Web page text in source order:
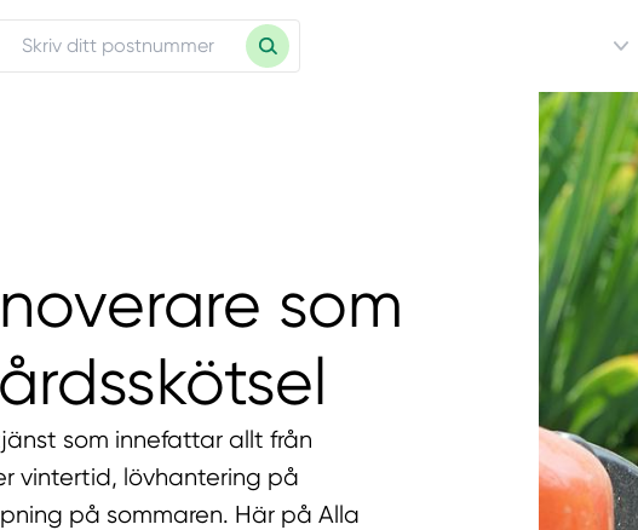
som
som innefattar allt från
vintertid, lövhantering på
på sommaren. Här på Alla